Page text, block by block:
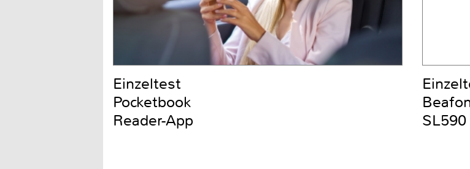
Einzeltest
Pocketbook
Reader-App
SL590